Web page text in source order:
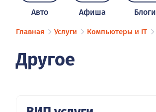
Авто Афиша Блоги
Главная Услуги Компьютеры и IT
Другое